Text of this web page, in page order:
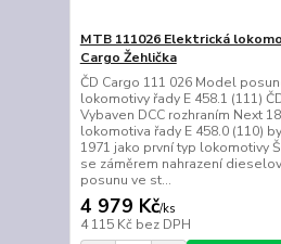
MTB 111026 Elektrická
Cargo Žehlička
ČD Cargo 111 026 Model
lokomotivy řady E 458.1 (111)
Vybaven DCC rozhraním Next
lokomotiva řady E 458.0 (110)
1971 jako první typ lokomotivy
se záměrem nahrazení
posunu ve st...
4 979 Kč/ks
4 115 Kč bez DPH